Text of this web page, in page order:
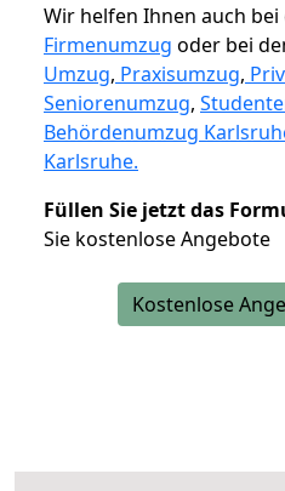
Wir helfen Ihnen auch bei
Firmenumzug oder bei
Umzug, Praxisumzug,
Seniorenumzug,
Behördenumzug
Karlsruhe.
Füllen Sie jetzt das
Sie kostenlose Angebote
Kostenlose